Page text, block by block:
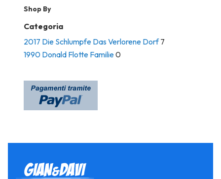
Shop By
Categoria
2017 Die Schlumpfe Das Verlorene Dorf 7
1990 Donald Flotte Familie0